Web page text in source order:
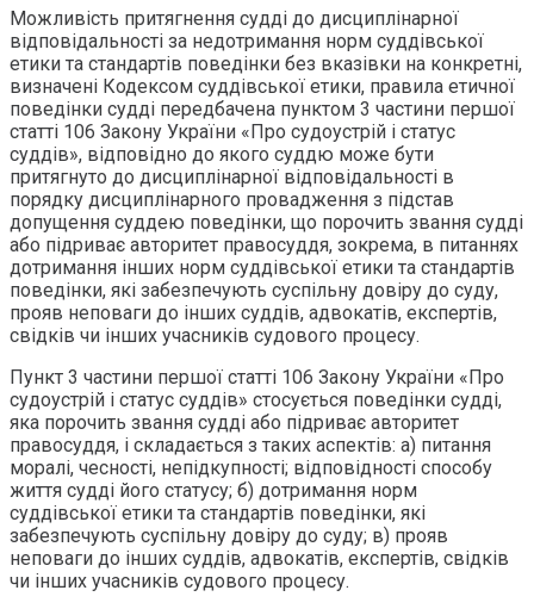
Можливість притягнення судді до дисциплінарної
відповідальності за недотримання норм суддівської
етики та стандартів поведінки без вказівки на конкретні,
визначені Кодексом суддівської етики, правила етичної
поведінки судді передбачена пунктом 3 частини першої
статті 106 Закону України «Про судоустрій і статус
суддів», відповідно до якого суддю може бути
притягнуто до дисциплінарної відповідальності в
порядку дисциплінарного провадження з підстав
допущення суддею поведінки, що порочить звання судді
або підриває авторитет правосуддя, зокрема, в питаннях
дотримання інших норм суддівської етики та стандартів
поведінки, які забезпечують суспільну довіру до суду,
прояв неповаги до інших суддів, адвокатів, експертів,
свідків чи інших учасників судового процесу.
Пункт 3 частини першої статті 106 Закону України «Про
судоустрій і статус суддів» стосується поведінки судді,
яка порочить звання судді або підриває авторитет
правосуддя, і складається з таких аспектів: а) питання
моралі, чесності, непідкупності; відповідності способу
життя судді його статусу; б) дотримання норм
суддівської етики та стандартів поведінки, які
забезпечують суспільну довіру до суду; в) прояв
неповаги до інших суддів, адвокатів, експертів, свідків
чи інших учасників судового процесу.